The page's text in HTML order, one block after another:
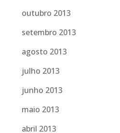
outubro 2013
setembro 2013
agosto 2013
julho 2013
junho 2013
maio 2013
abril 2013